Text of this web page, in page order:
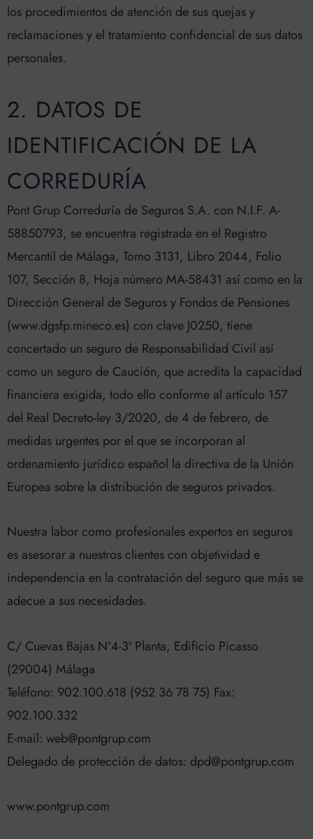
los procedimientos de atención de sus quejas y
reclamaciones y el tratamiento confidencial de sus datos
personales.
2. DATOS DE
IDENTIFICACIÓN DE LA
CORREDURÍA
Pont Grup Correduría de Seguros S.A. con N.I.F. A-
58850793, se encuentra registrada en el Registro
Mercantil de Málaga, Tomo 3131, Libro 2044, Folio
107, Sección 8, Hoja número MA-58431 así como en la
Dirección General de Seguros y Fondos de Pensiones
(www.dgsfp.mineco.es) con clave J0250, tiene
concertado un seguro de Responsabilidad Civil así
como un seguro de Caución, que acredita la capacidad
financiera exigida, todo ello conforme al artículo 157
del Real Decreto-ley 3/2020, de 4 de febrero, de
medidas urgentes por el que se incorporan al
ordenamiento jurídico español la directiva de la Unión
Europea sobre la distribución de seguros privados.
Nuestra labor como profesionales expertos en seguros
es asesorar a nuestros clientes con objetividad e
independencia en la contratación del seguro que más se
adecue a sus necesidades.
C/ Cuevas Bajas Nº4-3ª Planta, Edificio Picasso
(29004) Málaga
Teléfono: 902.100.618 (952 36 78 75) Fax:
902.100.332
E-mail: web@pontgrup.com
Delegado de protección de datos: dpd@pontgrup.com
www.pontgrup.com